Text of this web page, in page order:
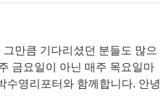
만큼 기다리셨던 분들도 많으
금요일이 아닌 매주 목요일마
수영리포터와 함께합니다. 안녕